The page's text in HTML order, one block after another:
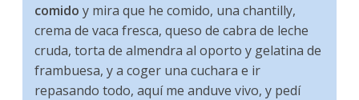
comido y mira que he comido, una chantilly,
crema de vaca fresca, queso de cabra de leche
cruda, torta de almendra al oporto y gelatina de
frambuesa, y a coger una cuchara e ir
repasando todo, aquí me anduve vivo, y pedí